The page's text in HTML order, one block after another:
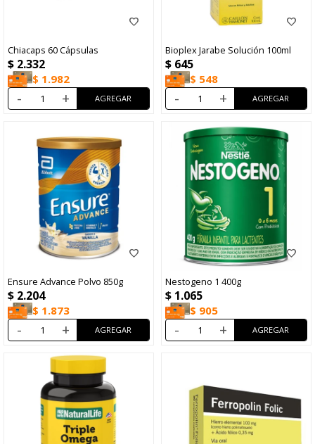
Chiacaps 60 Cápsulas
$ 2.332
$ 1.982
- +
Bioplex Jarabe Solución 100ml
$ 645
$ 548
- +
Ensure Advance Polvo 850g
$ 2.204
$ 1.873
- +
Nestogeno 1 400g
$ 1.065
$ 905
- +